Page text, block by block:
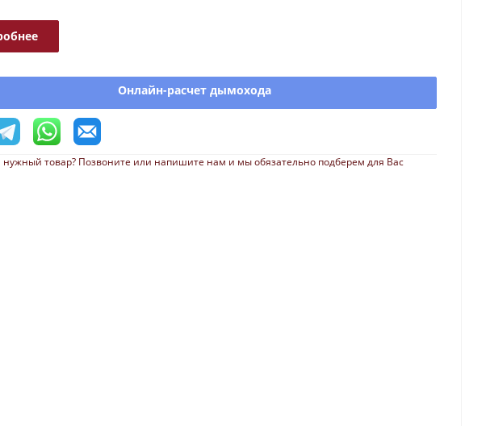
Онлайн-расчет дымохода
товар? Позвоните или напишите нам и мы обязательно подберем для Вас